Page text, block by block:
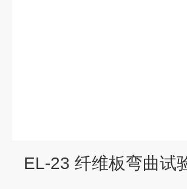
EL-23 纤维板弯曲试